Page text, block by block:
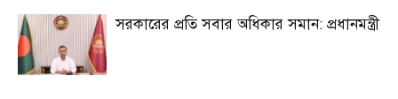
সরকারের প্রতি সবার অধিকার সমান: প্রধানমন্ত্রী